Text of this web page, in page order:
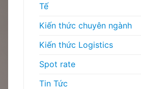
Tế
Kiến thức chuyên ngành
Kiến thức Logistics
Spot rate
Tin Tức